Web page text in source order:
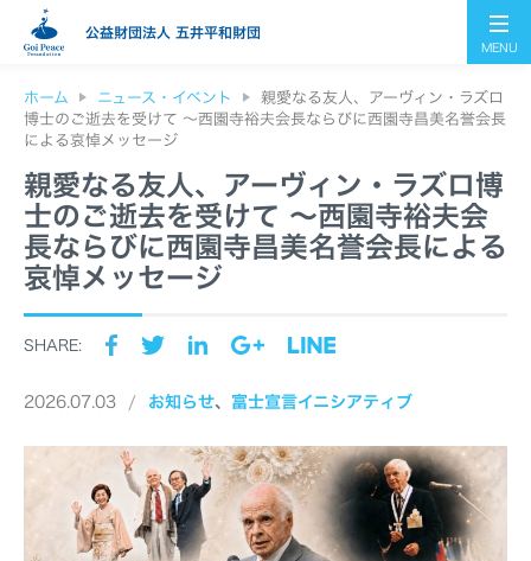
公益財団法人 五井平和財団
MENU
ホーム ニュース・イベント
親愛なる友人、アーヴィン・ラズロ
博士のご逝去を受けて ～西園寺裕夫会長ならびに西園寺昌美名誉会長
による哀悼メッセージ
親愛なる友人、アーヴィン・ラズロ博
士のご逝去を受けて ～西園寺裕夫会
長ならびに西園寺昌美名誉会長による
哀悼メッセージ
SHARE:
2026.07.03 お知らせ 富士宣言イニシアティブ